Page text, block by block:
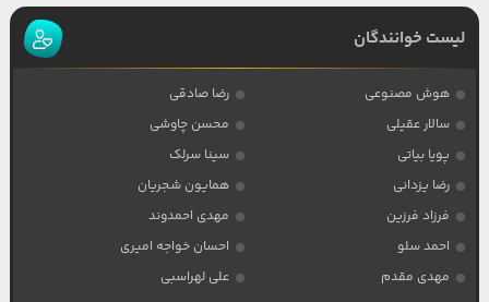
لیست خوانندگان
هوش مصنوعی
رضا صادقی
سالار عقیلی
محسن چاوشی
پویا بیاتی
سینا سرلک
رضا یزدانی
همایون شجریان
فرزاد فرزین
مهدی احمدوند
احمد سلو
احسان خواجه امیری
مهدی مقدم
علی لهراسبی